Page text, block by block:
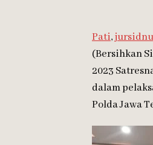
Pati,
(Bersihkan
2023
dalam
Polda Jawa